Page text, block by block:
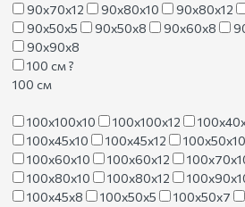
90х70х12
90х80х10 90х80х12
90х50х5
90х50х8 90х60х8
90х90х8
100 см?
100 см
100х100х10 100х100х12
100х45х10
100х45х12 100х50х10
100х60х10
100х60х12
100х80х10
100х80х12
100х45х8
100х50х5 100х50х7